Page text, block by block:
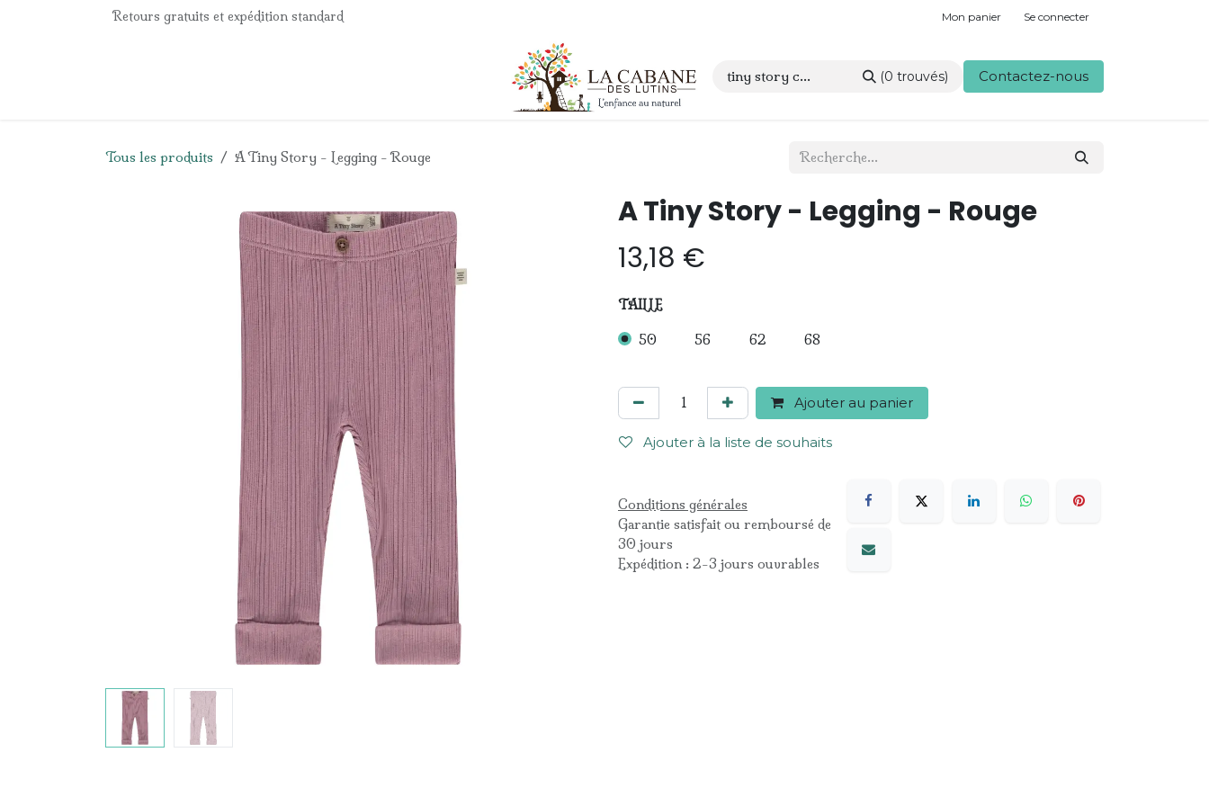
Se rendre au contenuRetours gratuits et expédition standard Mon panier Se connecter
Contact (0 trouvés) Contactez-nous
Tous les produits A Tiny Story - Legging - Rouge
A Tiny Story - Legging - Rouge
13,18 €
TAILLE
50 56 62 68
Ajouter au panier
Ajouter à la liste de souhaits
Conditions générales
Garantie satisfait ou remboursé de
30 jours
Expédition : 2-3 jours ouvrables